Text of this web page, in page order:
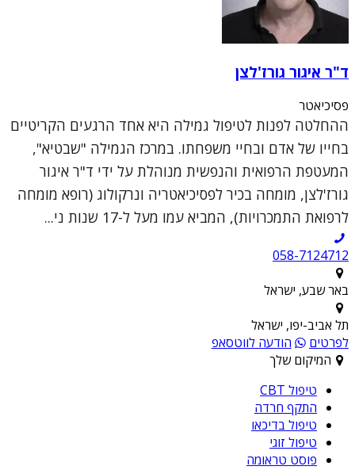
ד"ר איגור גורז'לצן
פסיכיאטר
ההחלטה לפנות לטיפול גמילה היא אחד הרגעים הקריטיים
בחייו של אדם ובחיי משפחתו. במרכז הגמילה "שבטיא",
המעטפת הרפואית והנפשית מנוהלת על ידי ד"ר איגור
גורז'לצן, מומחה בכיר לפסיכיאטריה ונרקולוג (רופא מומחה
לרפואת התמכרויות), המביא עמו מעל ל-17 שנות ני...
058-7124712
באר שבע, ישראל
תל אביב-יפו, ישראל
לפרטים
הודעה לווטסאפ
המיקום שלך
טיפול CBT
התקף חרדה
טיפול בדיכאו
טיפול זוגי
פוסט טראומה